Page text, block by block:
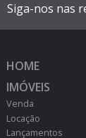
Siga-nos nas
HOME
IMÓVEIS
Venda
Locação
Lançamentos